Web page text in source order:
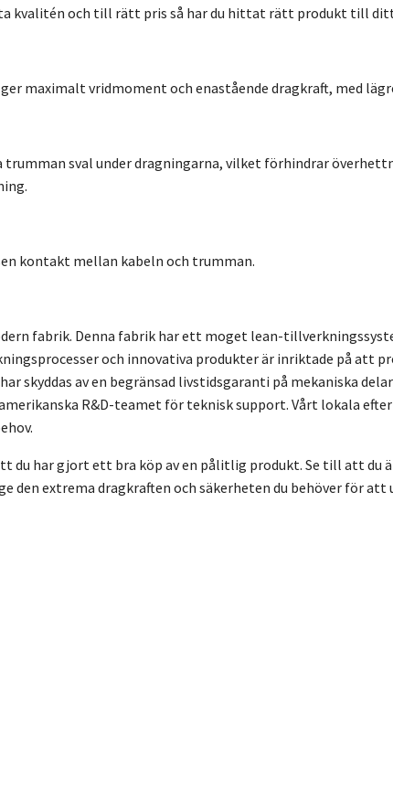
kvalitén och till rätt pris så har du hittat rätt produkt till
maximalt vridmoment och enastående dragkraft, med
sval under dragningarna, vilket förhindrar
kontakt mellan kabeln och trumman.
fabrik. Denna fabrik har ett moget lean-
och innovativa produkter är inriktade på att
skyddas av en begränsad livstidsgaranti på mekaniska
R&D-teamet för teknisk support. Vårt lokala
du har gjort ett bra köp av en pålitlig produkt. Se till att du
den extrema dragkraften och säkerheten du behöver för att